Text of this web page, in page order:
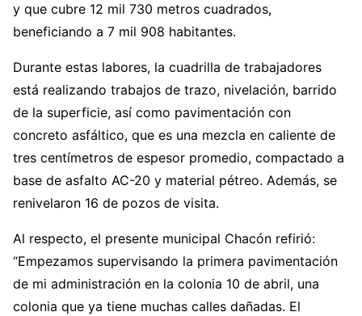
y que cubre 12 mil 730 metros cuadrados,
beneficiando a 7 mil 908 habitantes.
Durante estas labores, la cuadrilla de trabajadores
está realizando trabajos de trazo, nivelación, barrido
de la superficie, así como pavimentación con
concreto asfáltico, que es una mezcla en caliente de
tres centímetros de espesor promedio, compactado a
base de asfalto AC-20 y material pétreo. Además, se
renivelaron 16 de pozos de visita.
Al respecto, el presente municipal Chacón refirió:
“Empezamos supervisando la primera pavimentación
de mi administración en la colonia 10 de abril, una
colonia que ya tiene muchas calles dañadas. El